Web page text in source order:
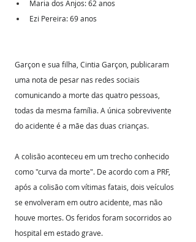
Maria dos Anjos: 62 anos
Ezi Pereira: 69 anos
Garçon e sua filha, Cintia Garçon, publicaram
uma nota de pesar nas redes sociais
comunicando a morte das quatro pessoas,
todas da mesma família. A única sobrevivente
do acidente é a mãe das duas crianças.
A colisão aconteceu em um trecho conhecido
como "curva da morte". De acordo com a PRF,
após a colisão com vítimas fatais, dois veículos
se envolveram em outro acidente, mas não
houve mortes. Os feridos foram socorridos ao
hospital em estado grave.